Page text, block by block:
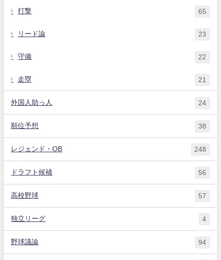
打撃 65
リード論 23
守備 22
走塁 21
外国人助っ人 24
順位予想 38
レジェンド・OB 248
ドラフト候補 56
高校野球 57
独立リーグ 4
野球議論 94